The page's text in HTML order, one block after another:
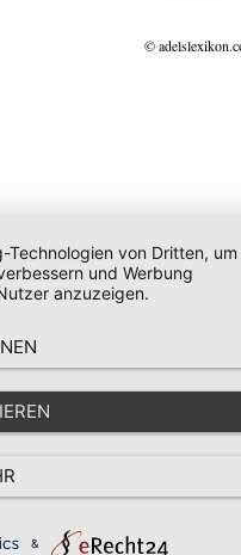
©
Technologien von Dritten, um
und Werbung
anzuzeigen.
&